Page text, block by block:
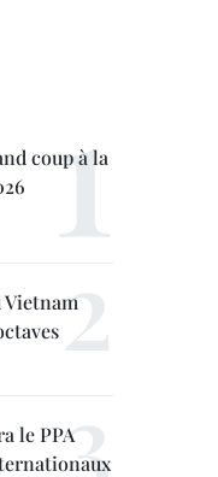
coup à la
le PPA